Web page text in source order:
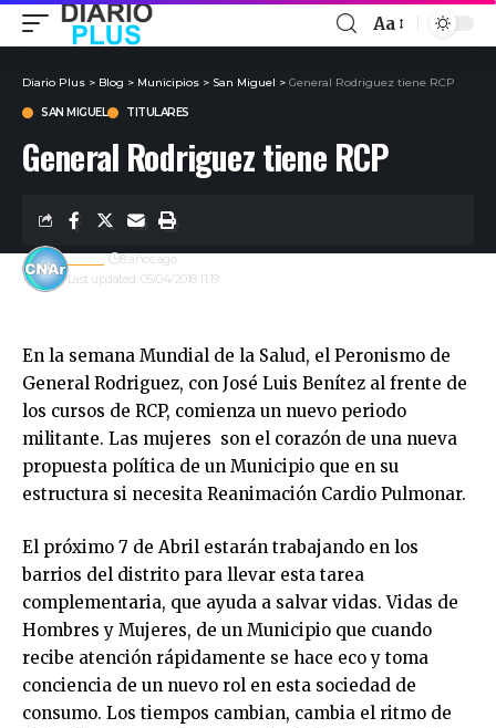
Aa
Diario Plus > Blog > Municipios > San Miguel > General Rodriguez tiene RCP
SAN MIGUEL TITULARES
General Rodriguez tiene RCP
Last updated: 05/04/2018 11:19
admin 8 años ago
En la semana Mundial de la Salud, el Peronismo de
General Rodriguez, con José Luis Benítez al frente de
los cursos de RCP, comienza un nuevo periodo
militante. Las mujeres son el corazón de una nueva
propuesta política de un Municipio que en su
estructura si necesita Reanimación Cardio Pulmonar.
El próximo 7 de Abril estarán trabajando en los
barrios del distrito para llevar esta tarea
complementaria, que ayuda a salvar vidas. Vidas de
Hombres y Mujeres, de un Municipio que cuando
recibe atención rápidamente se hace eco y toma
conciencia de un nuevo rol en esta sociedad de
consumo. Los tiempos cambian, cambia el ritmo de